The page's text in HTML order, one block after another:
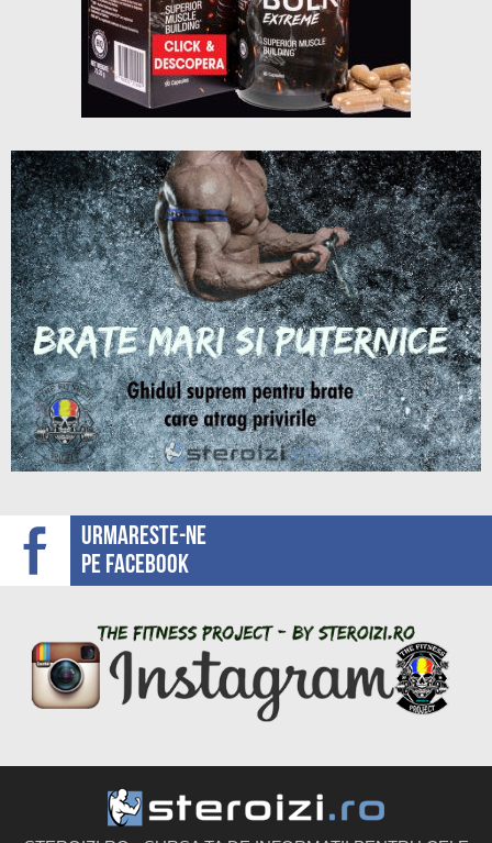
Urmareste-ne
pe facebook